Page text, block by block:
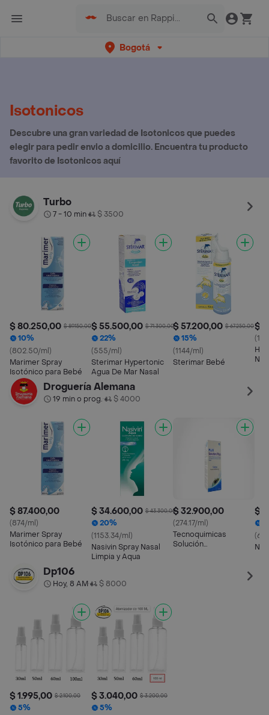
Bogotá
Isotonicos
Descubre una gran variedad de Isotonicos que puedes
elegir para pedir envio a domicilio. Encuentra tu producto
favorito de Isotonicos aquí
Turbo
7 - 10 min• $ 3500
$ 80.250,00 $ 89.150,00
10%
(802.50/ml)
Marimer Spray
Isotónico para Bebé
$ 55.500,00 $ 71.300,00
22%
(555/ml)
Sterimar Hypertonic
Agua De Mar Nasal
$ 57.200,00 $ 67.250,00
15%
(1144/ml)
Sterimar Bebé
$
Droguería Alemana
19 min o prog.• $ 4000
$ 87.400,00
(874/ml)
Marimer Spray
Isotónico para Bebé
$ 34.600,00 $ 43.300,00
20%
(1153.34/ml)
Nasivin Spray Nasal
Limpia y Aqua
$ 32.900,00
(274.17/ml)
Tecnoquimicas
Solución
$
Dp106
Hoy, 8 AM• $ 8000
$ 1.995,00 $ 2.100,00
5%
$ 3.040,00 $ 3.200,00
5%